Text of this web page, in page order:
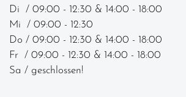
Di / 09:00 - 12:30 & 14:00 - 18:00
Mi / 09:00 - 12:30
Do / 09:00 - 12:30 & 14:00 - 18:00
Fr / 09:00 - 12:30 & 14:00 - 18:00
Sa / geschlossen!